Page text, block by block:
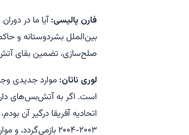
فارن پالیسی:آیا ما در
بین‌الملل بشردوستانه و
صلح‌سازی، تضمین بقای
لوری ناتان: موارد جدیدی
است. اگر به آتش‌بس‌های
۲۰۰۳-۲۰۰۴